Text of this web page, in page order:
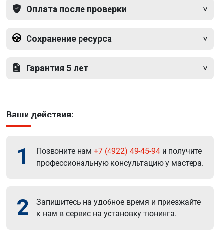
Оплата после проверки
Сохранение ресурса
Гарантия 5 лет
Ваши действия:
1 Позвоните нам +7 (4922) 49-45-94 и получите
профессиональную консультацию у мастера.
2
Запишитесь на удобное время и приезжайте
к нам в сервис на установку тюнинга.